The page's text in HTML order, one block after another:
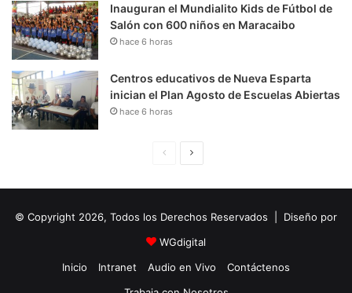
Inauguran el Mundialito Kids de Fútbol de
Salón con 600 niños en Maracaibo
hace 6 horas
Centros educativos de Nueva Esparta
inician el Plan Agosto de Escuelas Abiertas
hace 6 horas
i
n
a
u
i
e
© Copyright 2026, Todos los Derechos Reservados | Diseño por
WGdigital
Inicio
Intranet Audio en Vivo
Contáctenos